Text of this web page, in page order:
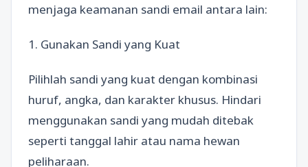
menjaga keamanan sandi email antara lain:
1. Gunakan Sandi yang Kuat
Pilihlah sandi yang kuat dengan kombinasi
huruf, angka, dan karakter khusus. Hindari
menggunakan sandi yang mudah ditebak
seperti tanggal lahir atau nama hewan
peliharaan.